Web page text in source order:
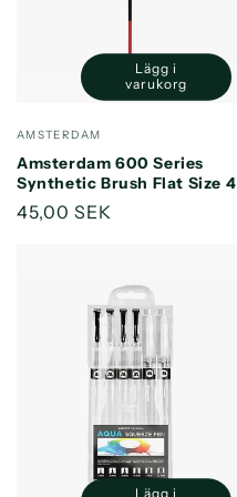
Säljare:
AMSTERDAM
Amsterdam 600 Series
Synthetic Brush Flat Size 4
Ordinarie
45,00 SEK
Minska
kvantitet
Title
Öka
kvantitet
Title
Lägg i
varukorg
Lägg i